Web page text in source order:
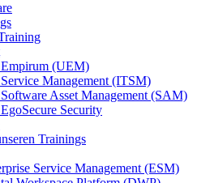
(UEM)
Management (ITSM)
Asset Management (SAM)
Security
Trainings
Service Management (ESM)